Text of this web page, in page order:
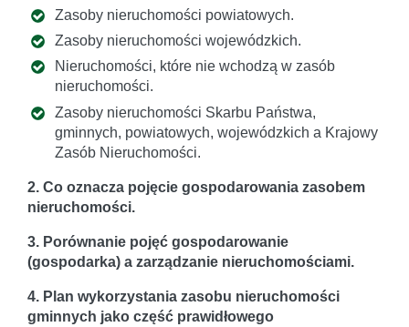
Zasoby nieruchomości powiatowych.
Zasoby nieruchomości wojewódzkich.
Nieruchomości, które nie wchodzą w zasób
nieruchomości.
Zasoby nieruchomości Skarbu Państwa,
gminnych, powiatowych, wojewódzkich a Krajowy
Zasób Nieruchomości.
2. Co oznacza pojęcie gospodarowania zasobem
nieruchomości.
3. Porównanie pojęć gospodarowanie
(gospodarka) a zarządzanie nieruchomościami.
4. Plan wykorzystania zasobu nieruchomości
gminnych jako część prawidłowego